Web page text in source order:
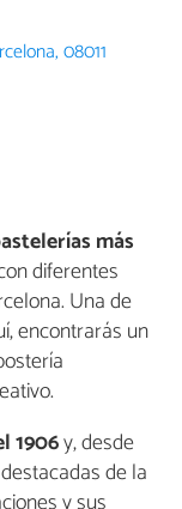
08011
más
diferentes
Una de
encontrarás un
1906y, desde
de la